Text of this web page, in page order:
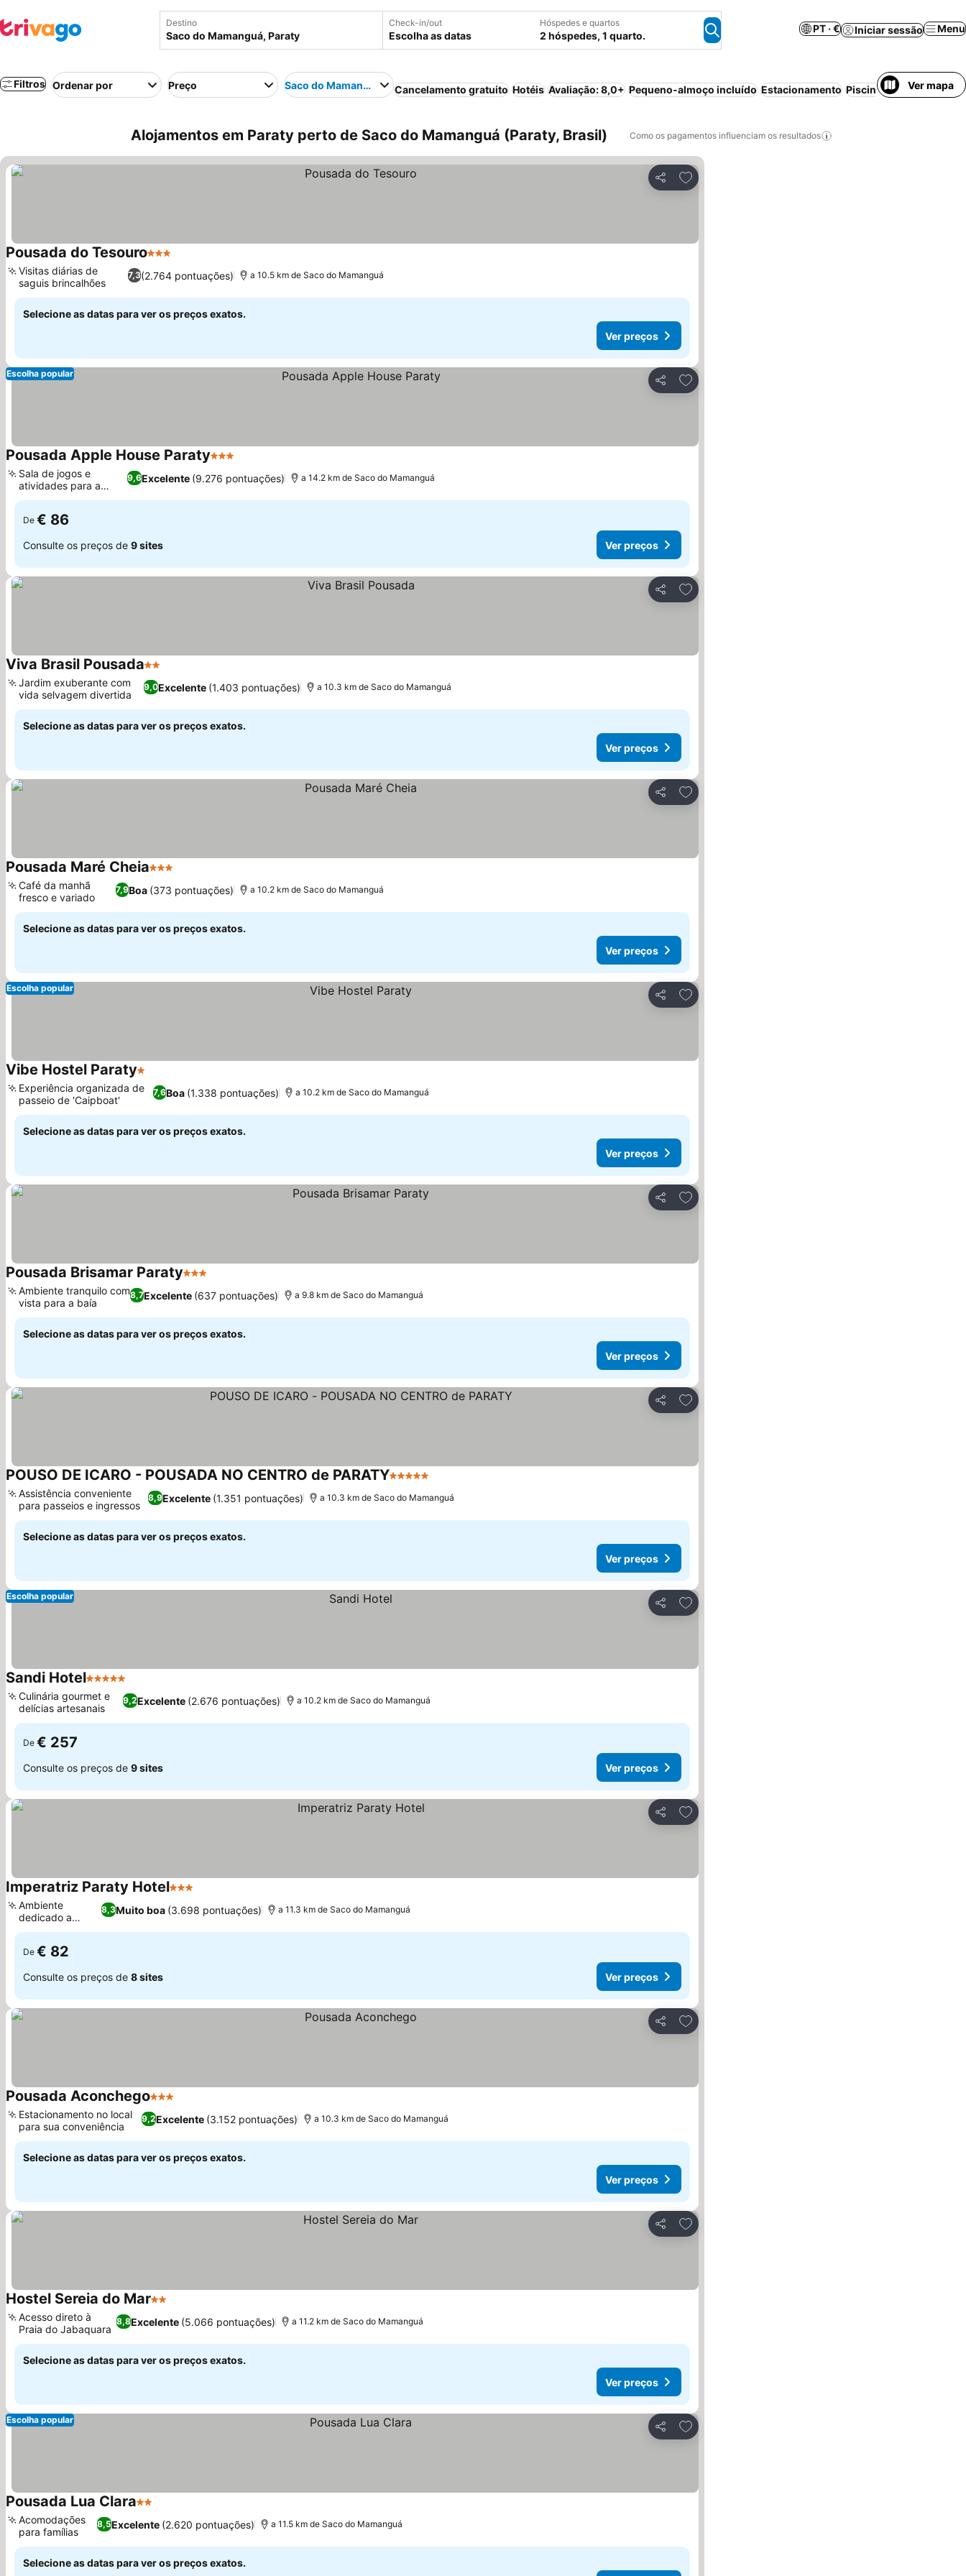
Destino Check-in/out
Escolha as datas
Hóspedes e quartos
2 hóspedes, 1 quarto.
PT · € Iniciar sessão Menu
Filtros Ordenar por Preço Saco do Mamanguá Cancelamento gratuito Hotéis Avaliação: 8,0+ Pequeno-almoço incluído Estacionamento Piscina Wi-fi Ar
Ver mapa
Alojamentos em Paraty perto de Saco do Mamanguá (Paraty, Brasil) Como os pagamentos influenciam os resultados
Partilhar
Adicionar aos favoritos
Pousada do Tesouro3 Estrelas
7,3(2.764 pontuações)
Visitas diárias de
saguis brincalhões
a 10.5 km de Saco do Mamanguá
Selecione as datas para ver os preços exatos.
Ver preços
Partilhar
Adicionar aos favoritos
Escolha popular
Pousada Apple House Paraty3 Estrelas
9,6Excelente (9.276 pontuações)
Sala de jogos e
atividades para a
família
a 14.2 km de Saco do Mamanguá
De € 86
Consulte os preços de 9 sites Ver preços
Partilhar
Adicionar aos favoritos
Viva Brasil Pousada2 Estrelas
9,0Excelente (1.403 pontuações)
Jardim exuberante com
vida selvagem divertida
a 10.3 km de Saco do Mamanguá
Selecione as datas para ver os preços exatos.
Ver preços
Partilhar
Adicionar aos favoritos
Pousada Maré Cheia3 Estrelas
7,9Boa (373 pontuações)
Café da manhã
fresco e variado
a 10.2 km de Saco do Mamanguá
Selecione as datas para ver os preços exatos.
Ver preços
Partilhar
Adicionar aos favoritos
Escolha popular
Vibe Hostel Paraty1 Estrelas
7,6Boa (1.338 pontuações)
Experiência organizada de
passeio de 'Caipboat'
a 10.2 km de Saco do Mamanguá
Selecione as datas para ver os preços exatos.
Ver preços
Partilhar
Adicionar aos favoritos
Pousada Brisamar Paraty3 Estrelas
8,7Excelente (637 pontuações)
Ambiente tranquilo com
vista para a baía
a 9.8 km de Saco do Mamanguá
Selecione as datas para ver os preços exatos.
Ver preços
Partilhar
Adicionar aos favoritos
POUSO DE ICARO - POUSADA NO CENTRO de PARATY5 Estrelas
8,9Excelente (1.351 pontuações)
Assistência conveniente
para passeios e ingressos
a 10.3 km de Saco do Mamanguá
Selecione as datas para ver os preços exatos.
Ver preços
Partilhar
Adicionar aos favoritos
Escolha popular
Sandi Hotel5 Estrelas
9,2Excelente (2.676 pontuações)
Culinária gourmet e
delícias artesanais
a 10.2 km de Saco do Mamanguá
De € 257
Consulte os preços de 9 sites Ver preços
Partilhar
Adicionar aos favoritos
Imperatriz Paraty Hotel3 Estrelas
8,3Muito boa (3.698 pontuações)
Ambiente
dedicado a
famílias
a 11.3 km de Saco do Mamanguá
De € 82
Consulte os preços de 8 sites Ver preços
Partilhar
Adicionar aos favoritos
Pousada Aconchego3 Estrelas
9,2Excelente (3.152 pontuações)
Estacionamento no local
para sua conveniência
a 10.3 km de Saco do Mamanguá
Selecione as datas para ver os preços exatos.
Ver preços
Partilhar
Adicionar aos favoritos
Hostel Sereia do Mar2 Estrelas
8,8Excelente (5.066 pontuações)
Acesso direto à
Praia do Jabaquara
a 11.2 km de Saco do Mamanguá
Selecione as datas para ver os preços exatos.
Ver preços
Partilhar
Adicionar aos favoritos
Escolha popular
Pousada Lua Clara2 Estrelas
8,5Excelente (2.620 pontuações)
Acomodações
para famílias
a 11.5 km de Saco do Mamanguá
Selecione as datas para ver os preços exatos.